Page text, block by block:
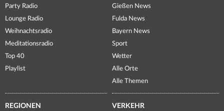
Party Radio
Lounge Radio
Weihnachtsradio
Meditationsradio
Top 40
Playlist
Gießen News
Fulda News
Bayern News
Sport
Wetter
Alle Orte
Alle Themen
REGIONEN VERKEHR